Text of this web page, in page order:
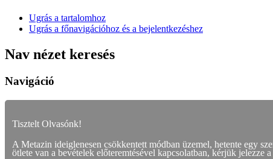
Ugrás a tartalomhoz
Ugrás a főnavigációhoz és a bejelentkezéshez
Nav nézet keresés
Navigáció
Tisztelt Olvasónk!
A Metazin ideiglenesen csökkentett módban üzemel, hetente egy
ötlete van a bevételek előteremtésével kapcsolatban, kérjük jelezze a